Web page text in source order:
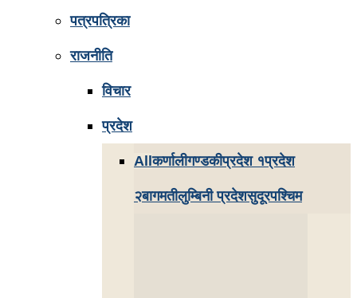
पत्रपत्रिका
राजनीति
विचार
प्रदेश
Allकर्णालीगण्डकीप्रदेश १प्रदेश
२बागमतीलुम्बिनी प्रदेशसुदूरपश्चिम